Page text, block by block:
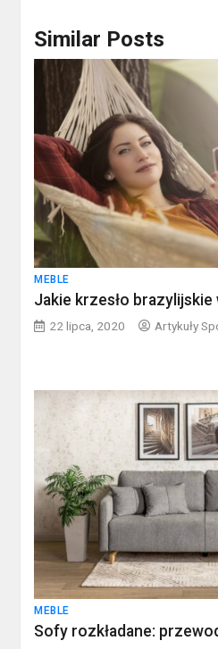
Similar Posts
MEBLE
Jakie krzesło brazylijskie
22 lipca, 2020 Artykuły
MEBLE
Sofy rozkładane: